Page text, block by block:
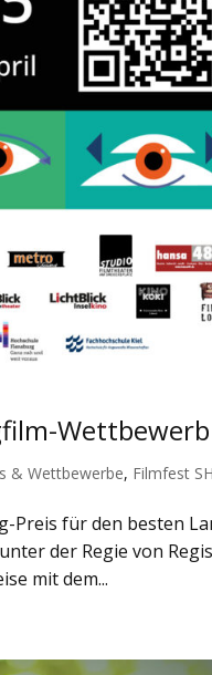
Wettbewerb
& Wettbewerbe, Filmfest
Preis für den besten
der Regie von
mit dem...